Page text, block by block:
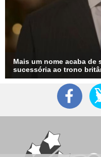
Mais um nome acaba
sucessória ao trono